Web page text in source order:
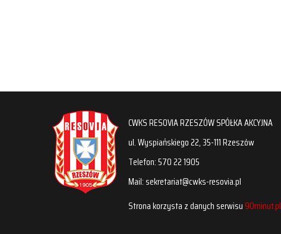
CWKS RESOVIA RZESZÓW SPÓŁKA AKCYJNA
ul. Wyspiańskiego 22, 35-111 Rzeszów
Telefon: 570 22 1905
Mail: sekretariat@cwks-resovia.pl
Strona korzysta z danych serwisu90minut.pl